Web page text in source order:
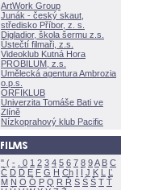
ArtWork Group
Junák - český skaut,
středisko Příbor, z. s.
Digladior, škola šermu z.s.
Ústečtí filmaři, z.s.
Videoklub Kutná Hora
PROBILUM, z.s.
Umělecká agentura Ambrozia
o.p.s.
ORFIKLUB
Univerzita Tomáše Bati ve
Zlíně
Nízkoprahový klub Pacific
" ( - 0 1 2 3 4 5 6 7 8 9A B C
Č D Ď E F G H Ch I Í J K L
Ľ
M N O Ó P Q R Ř S Ś T Ť